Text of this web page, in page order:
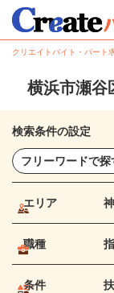
クリエイトバイト・パート
横浜市瀬谷
検索条件の設定
エリア
職種
条件